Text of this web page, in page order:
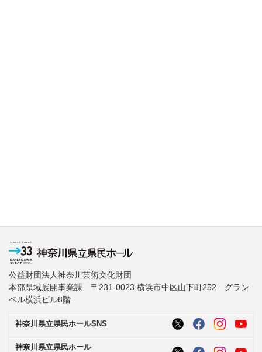
公益財団法人神奈川芸術文化財団
本部県域展開事業課 〒231-0023 横浜市中区山下町252 グラン
ベル横浜ビル8階
神奈川県立県民ホールSNS
神奈川県立県民ホール